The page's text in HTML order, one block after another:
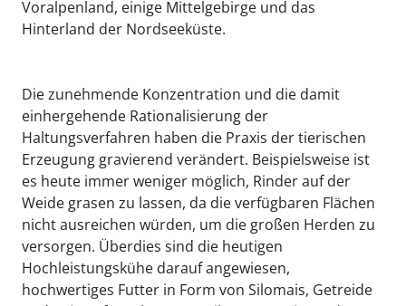
Voralpenland, einige Mittelgebirge und das
Hinterland der Nordseeküste.
Die zunehmende Konzentration und die damit
einhergehende Rationalisierung der
Haltungsverfahren haben die Praxis der tierischen
Erzeugung gravierend verändert. Beispielsweise ist
es heute immer weniger möglich, Rinder auf der
Weide grasen zu lassen, da die verfügbaren Flächen
nicht ausreichen würden, um die großen Herden zu
versorgen. Überdies sind die heutigen
Hochleistungskühe darauf angewiesen,
hochwertiges Futter in Form von Silomais, Getreide